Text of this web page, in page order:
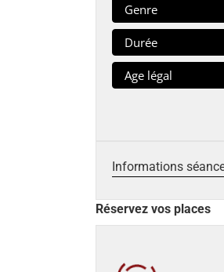
Genre
Durée
Age légal
Informations
Réservez vos places